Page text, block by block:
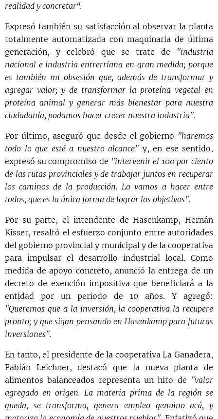
realidad y concretar".
Expresó también su satisfacción al observar la planta
totalmente automatizada con maquinaria de última
generación, y celebró que se trate de "industria
nacional e industria entrerriana en gran medida; porque
es también mi obsesión que, además de transformar y
agregar valor; y de transformar la proteína vegetal en
proteína animal y generar más bienestar para nuestra
ciudadanía, podamos hacer crecer nuestra industria".
Por último, aseguró que desde el gobierno "haremos
todo lo que esté a nuestro alcance" y, en ese sentido,
expresó su compromiso de "intervenir el 100 por ciento
de las rutas provinciales y de trabajar juntos en recuperar
los caminos de la producción. Lo vamos a hacer entre
todos, que es la única forma de lograr los objetivos".
Por su parte, el intendente de Hasenkamp, Hernán
Kisser, resaltó el esfuerzo conjunto entre autoridades
del gobierno provincial y municipal y de la cooperativa
para impulsar el desarrollo industrial local. Como
medida de apoyo concreto, anunció la entrega de un
decreto de exención impositiva que beneficiará a la
entidad por un periodo de 10 años. Y agregó:
"Queremos que a la inversión, la cooperativa la recupere
pronto; y que sigan pensando en Hasenkamp para futuras
inversiones".
En tanto, el presidente de la cooperativa La Ganadera,
Fabián Leichner, destacó que la nueva planta de
alimentos balanceados representa un hito de "valor
agregado en origen. La materia prima de la región se
queda, se transforma, genera empleo genuino acá, y